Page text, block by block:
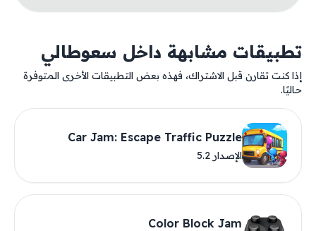
تطبيقات مشابهة داخل سعوطالي
إذا كنت تقارن قبل الاشتراك، فهذه بعض التطبيقات الأخرى المتوفرة
حاليًا.
Car Jam: Escape Traffic Puzzle
الإصدار 5.2
Color Block Jam